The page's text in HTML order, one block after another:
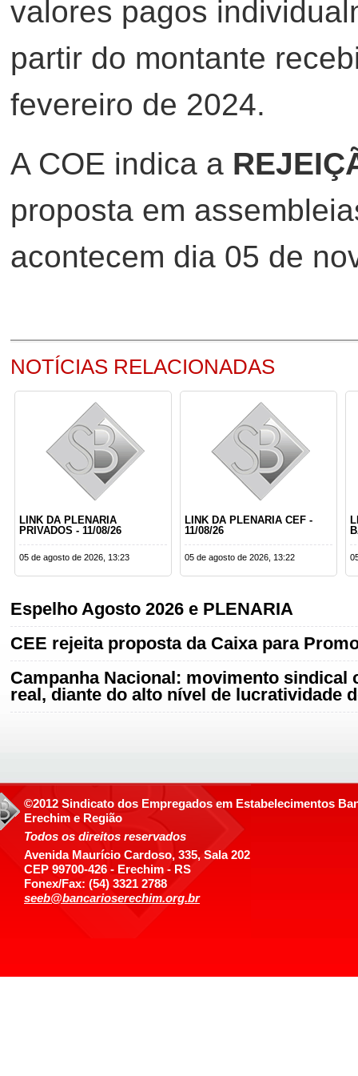
valores pagos
partir do montante
fevereiro de 2024.
A COE indica a
proposta em
acontecem dia 05 de
NOTÍCIAS RELACIONADAS
LINK DA PLENARIA
PRIVADOS - 11/08/26
05 de agosto de 2026, 13:23
LINK DA PLENARIA CEF -
11/08/26
05 de agosto de 2026, 13:22
Espelho Agosto 2026 e PLENARIA
CEE rejeita proposta da Caixa para
Campanha Nacional: movimento sindical
real, diante do alto nível de lucratividade
©2012 Sindicato dos Empregados em Estabelecimentos
Erechim e Região
Todos os direitos reservados
Avenida Maurício Cardoso, 335, Sala 202
CEP 99700-426 - Erechim - RS
Fonex/Fax: (54) 3321 2788
seeb@bancarioserechim.org.br